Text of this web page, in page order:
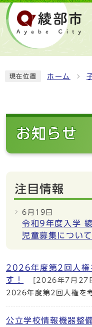
現在位置 ホーム
お知らせ
注目情報
6月19日
令和9年度入学
児童募集について
2026年度第2回人権
す！
[2026年7月27
2026年度第2回人権を
公立学校情報機器整